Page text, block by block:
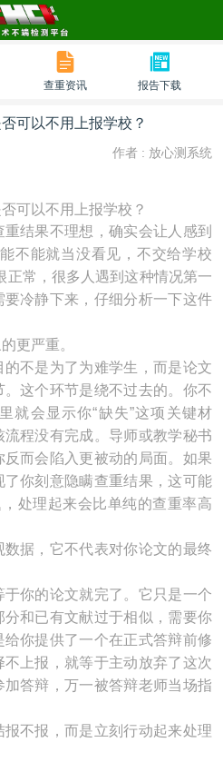
查重资讯 报告下载
可以不用上报学校？
作者 : 放心测系统
可以不用上报学校？
结果不理想，确实会让人感到
不能就当没看见，不交给学校
正常，很多人遇到这种情况第一
冷静下来，仔细分析一下这件
更严重。
不是为了为难学生，而是论文
这个环节是绕不过去的。你不
就会显示你“缺失”这项关键材
程没有完成。导师或教学秘书
而会陷入更被动的局面。如果
你刻意隐瞒查重结果，这可能
处理起来会比单纯的查重率高
据，它不代表对你论文的最终
你的论文就完了。它只是一个
和已有文献过于相似，需要你
你提供了一个在正式答辩前修
上报，就等于主动放弃了这次
答辩，万一被答辩老师当场指
不报，而是立刻行动起来处理